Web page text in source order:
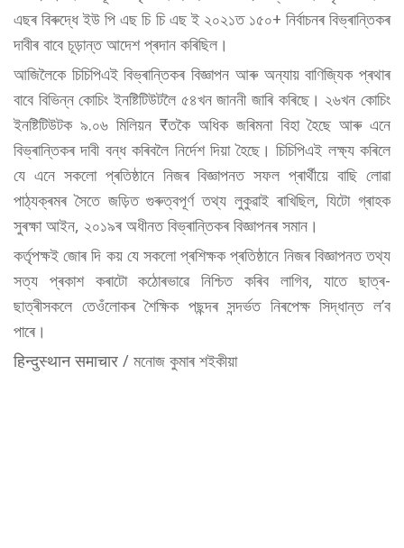
এছৰ বিৰুদ্ধে ইউ পি এছ চি চি এছ ই ২০২১ত ১৫০+ নিৰ্বাচনৰ বিভ্ৰান্তিকৰ
দাবীৰ বাবে চূড়ান্ত আদেশ প্ৰদান কৰিছিল।
আজিলৈকে চিচিপিএই বিভ্ৰান্তিকৰ বিজ্ঞাপন আৰু অন্যায় বাণিজ্যিক প্ৰথাৰ
বাবে বিভিন্ন কোচিং ইনষ্টিটিউটলৈ ৫৪খন জাননী জাৰি কৰিছে। ২৬খন কোচিং
ইনষ্টিটিউটক ৯.০৬ মিলিয়ন ₹তকৈ অধিক জৰিমনা বিহা হৈছে আৰু এনে
বিভ্ৰান্তিকৰ দাবী বন্ধ কৰিবলৈ নিৰ্দেশ দিয়া হৈছে। চিচিপিএই লক্ষ্য কৰিলে
যে এনে সকলো প্ৰতিষ্ঠানে নিজৰ বিজ্ঞাপনত সফল প্ৰাৰ্থীয়ে বাছি লোৱা
পাঠ্যক্ৰমৰ সৈতে জড়িত গুৰুত্বপূৰ্ণ তথ্য লুকুৱাই ৰাখিছিল, যিটো গ্ৰাহক
সুৰক্ষা আইন, ২০১৯ৰ অধীনত বিভ্ৰান্তিকৰ বিজ্ঞাপনৰ সমান।
কৰ্তৃপক্ষই জোৰ দি কয় যে সকলো প্ৰশিক্ষক প্ৰতিষ্ঠানে নিজৰ বিজ্ঞাপনত তথ্য
সত্য প্ৰকাশ কৰাটো কঠোৰভাৱে নিশ্চিত কৰিব লাগিব, যাতে ছাত্ৰ-
ছাত্ৰীসকলে তেওঁলোকৰ শৈক্ষিক পছন্দৰ সন্দৰ্ভত নিৰপেক্ষ সিদ্ধান্ত ল’ব
পাৰে।
हिन्दुस्थान समाचार / মনোজ কুমাৰ শইকীয়া